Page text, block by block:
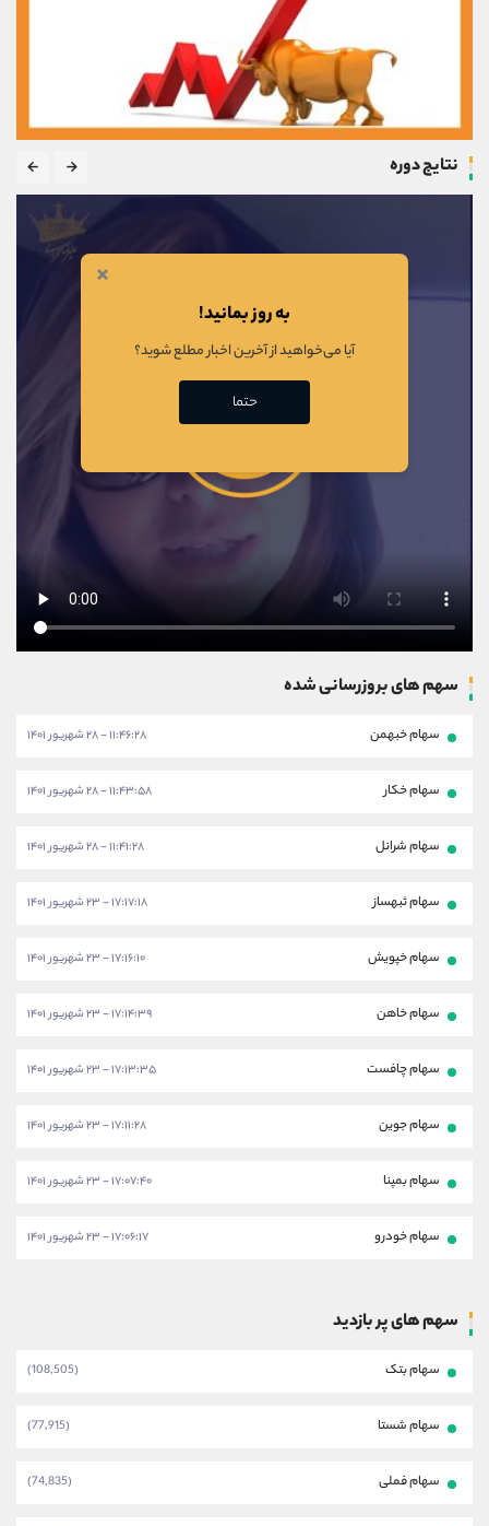
نتایج دوره
سهم های بروزرسانی شده
سهام خبهمن ۱۱:۴۶:۲۸ - ۲۸ شهریور ۱۴۰۱
سهام خکار ۱۱:۴۳:۵۸ - ۲۸ شهریور ۱۴۰۱
سهام شرانل ۱۱:۴۱:۲۸ - ۲۸ شهریور ۱۴۰۱
سهام ثبهساز ۱۷:۱۷:۱۸ - ۲۳ شهریور ۱۴۰۱
سهام خپویش ۱۷:۱۶:۱۰ - ۲۳ شهریور ۱۴۰۱
سهام خاهن ۱۷:۱۴:۳۹ - ۲۳ شهریور ۱۴۰۱
سهام چافست ۱۷:۱۳:۳۵ - ۲۳ شهریور ۱۴۰۱
سهام جوین ۱۷:۱۱:۲۸ - ۲۳ شهریور ۱۴۰۱
سهام بمپنا ۱۷:۰۷:۴۰ - ۲۳ شهریور ۱۴۰۱
سهام خودرو ۱۷:۰۶:۱۷ - ۲۳ شهریور ۱۴۰۱
سهم های پر بازدید
سهام بتک (108,505)
سهام شستا (77,915)
سهام فملی (74,835)
×
به روز بمانید!
آیا می‌خواهید از آخرین اخبار مطلع شوید؟
حتما